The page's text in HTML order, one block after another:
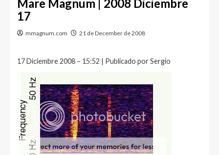
Mare Magnum | 2008 Diciembre
17
mmagnum.com 21 de December de 2008
17 Diciembre 2008 – 15:52 | Publicado por Sergio